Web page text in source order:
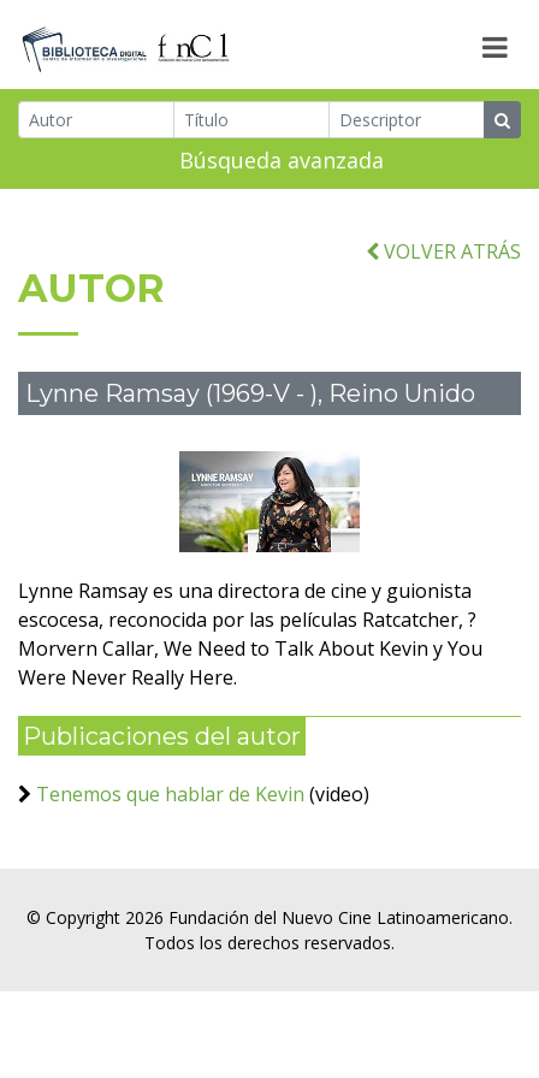
Búsqueda avanzada
VOLVER ATRÁS
AUTOR
Lynne Ramsay (1969-V - ), Reino Unido
Lynne Ramsay es una directora de cine y guionista
escocesa, reconocida por las películas Ratcatcher, ?
Morvern Callar, We Need to Talk About Kevin y You
Were Never Really Here.
Publicaciones del autor
Tenemos que hablar de Kevin (video)
© Copyright 2026 Fundación del Nuevo Cine Latinoamericano.
Todos los derechos reservados.